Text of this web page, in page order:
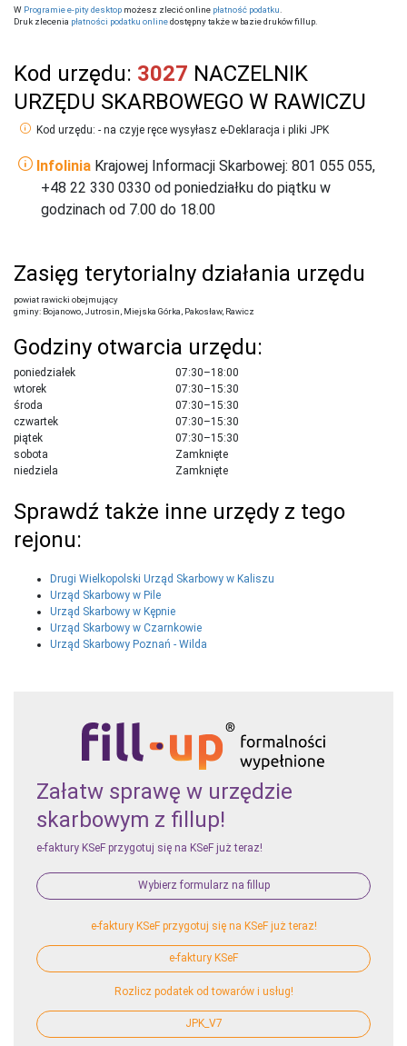
W Programie e-pity desktop możesz zlecić online płatność podatku
Druk zlecenia płatności podatku onlinedostępny także w bazie druków fillup.
Kod urzędu: 3027 NACZELNIK
URZĘDU SKARBOWEGO W RAWICZU
Kod urzędu: - na czyje ręce wysyłasz e-Deklaracja i pliki JPK
Infolinia Krajowej Informacji Skarbowej: 801 055 055,
+48 22 330 0330 od poniedziałku do piątku w
godzinach od 7.00 do 18.00
Zasięg terytorialny działania urzędu
powiat rawicki obejmujący
gminy: Bojanowo, Jutrosin, Miejska Górka, Pakosław, Rawicz
Godziny otwarcia urzędu:
poniedziałek
07:30–18:00
wtorek
07:30–15:30
środa
07:30–15:30
czwartek
07:30–15:30
piątek
07:30–15:30
sobota
Zamknięte
niedziela
Zamknięte
Sprawdź także inne urzędy z tego
rejonu:
Drugi Wielkopolski Urząd Skarbowy w Kaliszu
Urząd Skarbowy w Pile
Urząd Skarbowy w Kępnie
Urząd Skarbowy w Czarnkowie
Urząd Skarbowy Poznań - Wilda
Załatw sprawę w urzędzie
skarbowym z fillup!
e-faktury KSeF przygotuj się na KSeF już teraz!
Wybierz formularz na fillup
e-faktury KSeF przygotuj się na KSeF już teraz!
e-faktury KSeF
Rozlicz podatek od towarów i usług!
JPK_V7